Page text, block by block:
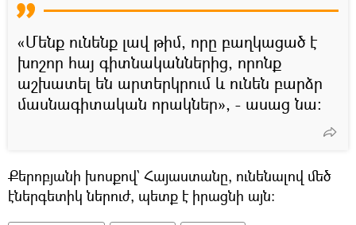
«Մենք ունենք լավ թիմ, որը բաղկացած է
խոշոր հայ գիտնականներից, որոնք
աշխատել են արտերկրում և ունեն բարձր
մասնագիտական որակներ», - ասաց նա:
Քերոբյանի խոսքով` Հայաստանը, ունենալով մեծ
էներգետիկ ներուժ, պետք է իրացնի այն։